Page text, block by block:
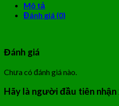
Mô tả
Đánh giá (0)
Đánh giá
Chưa có đánh giá nào.
Hãy là người đầu tiên nhận